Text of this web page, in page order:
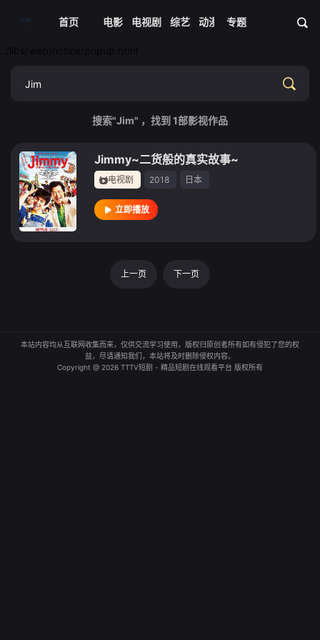
首页 电影 电视剧 综艺 动漫 短剧大全 资
专题
搜索"Jim" ，找到 1部影视作品
Jimmy~二货般的真实故事~
电视剧 2018 日本
立即播放
上一页 下一页
本站内容均从互联网收集而来，仅供交流学习使用，版权归原创者所有如有侵犯了您的权
益，尽请通知我们，本站将及时删除侵权内容。
Copyright @ 2026 TTTV短剧 - 精品短剧在线观看平台 版权所有